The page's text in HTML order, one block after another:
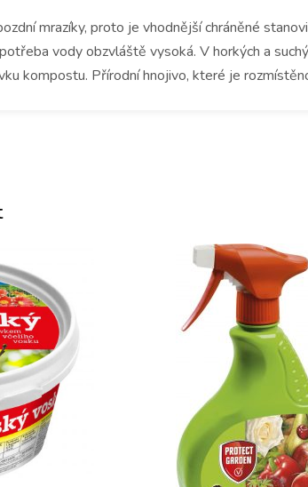
mrazíky, proto je vhodnější chráněné
vody obzvláště vysoká. V horkých a
kompostu. Přírodní hnojivo, které je